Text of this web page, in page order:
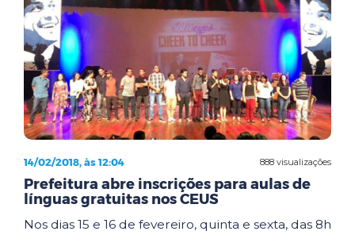
888 visualizações
14/02/2018, às 12:04
Prefeitura abre inscrições para aulas de
línguas gratuitas nos CEUS
Nos dias 15 e 16 de fevereiro, quinta e sexta, das 8h